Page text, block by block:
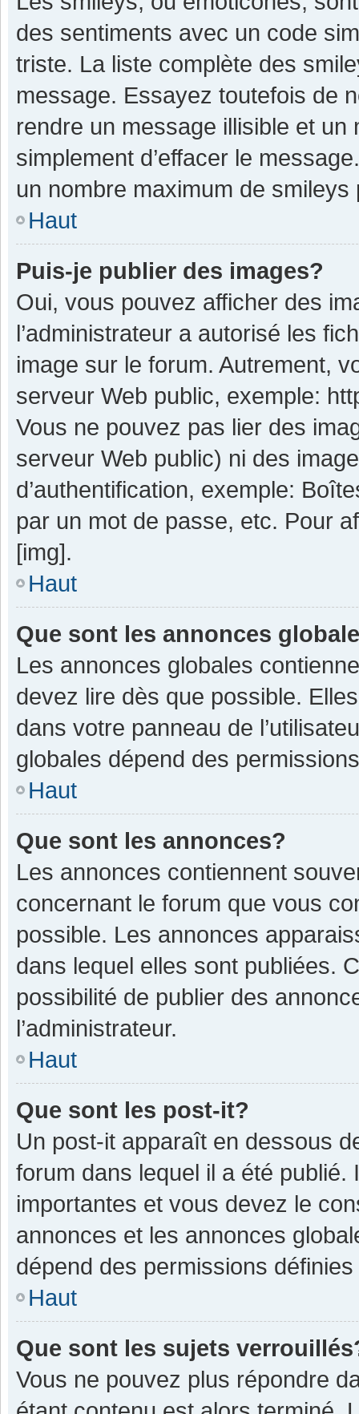
des sentiments avec un code
triste. La liste complète des
message. Essayez toutefois de
rendre un message illisible et
simplement d’effacer le
un nombre maximum de smileys
Haut
Puis-je publier des images?
Oui, vous pouvez afficher des
l’administrateur a autorisé les
image sur le forum. Autrement,
serveur Web public, exemple:
Vous ne pouvez pas lier des
serveur Web public) ni des
d’authentification, exemple:
par un mot de passe, etc. Pour
[img].
Haut
Que sont les annonces
Les annonces globales
devez lire dès que possible.
dans votre panneau de
globales dépend des
Haut
Que sont les annonces?
Les annonces contiennent
concernant le forum que vous
possible. Les annonces
dans lequel elles sont publiées.
possibilité de publier des
l’administrateur.
Haut
Que sont les post-it?
Un post-it apparaît en dessous
forum dans lequel il a été
importantes et vous devez le
annonces et les annonces
dépend des permissions définies
Haut
Que sont les sujets
Vous ne pouvez plus répondre